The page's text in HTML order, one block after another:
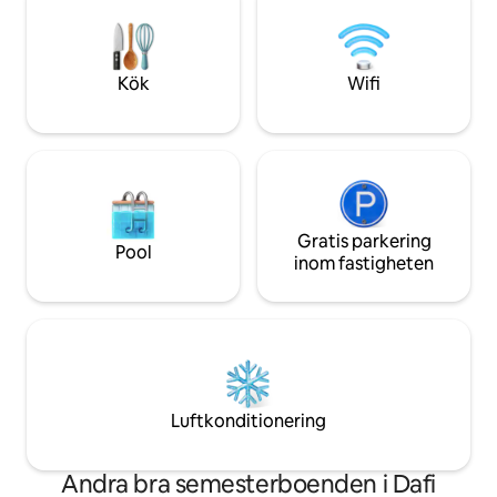
vänner, erbjuder detta Airbnb en
extraordinär upplevelse i Varanasi rik
hoppas vi att du
och lämnar med
Kök Wifi
Pool
Gratis parkering
inom fastigheten
Luftkonditionering
Andra bra semesterboenden i Dafi